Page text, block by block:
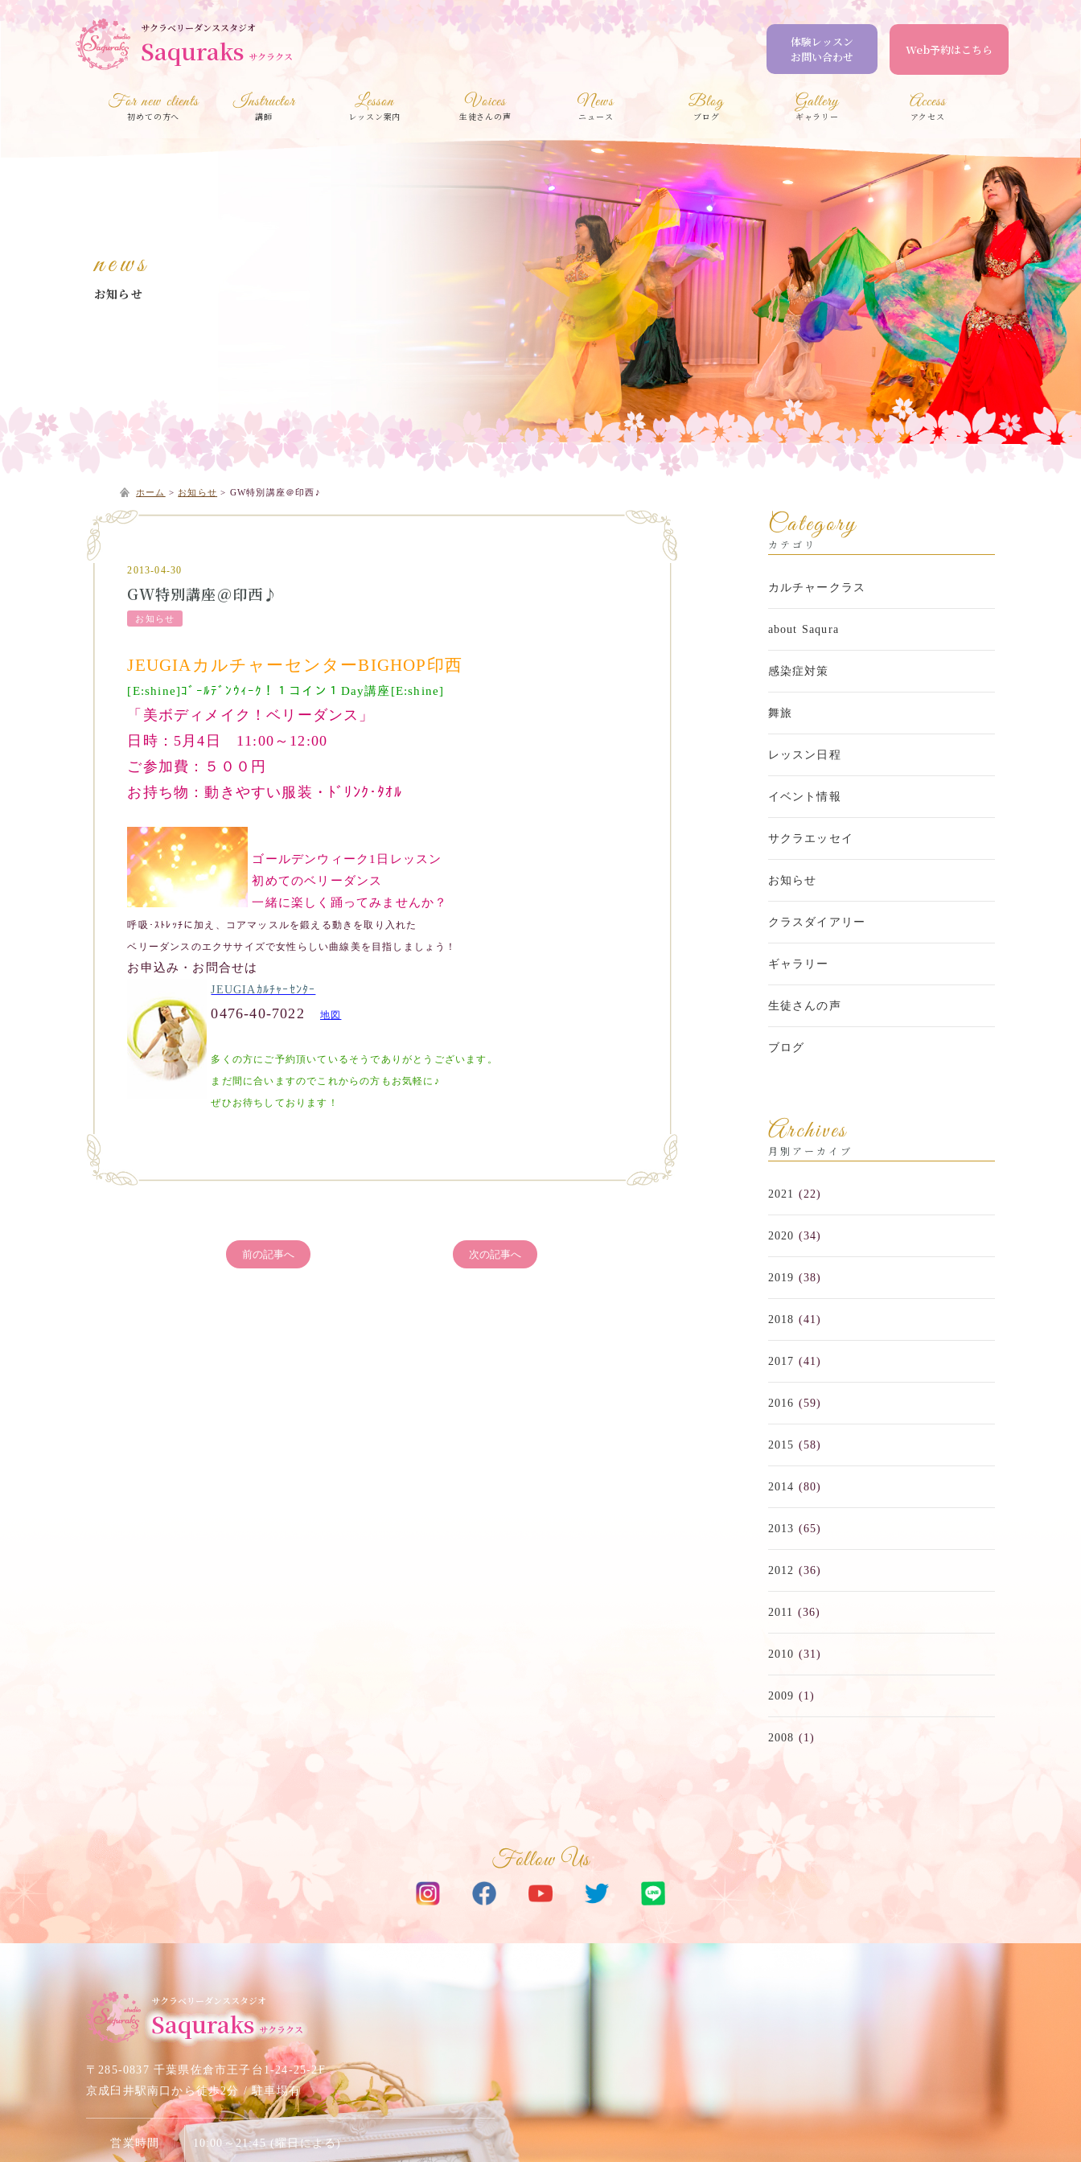
サクラベリーダンススタジオ
Saquraks サクラクス
体験レッスン
お問い合わせ
Web予約はこちら
For new clients
初めての方へ
Instructor
講師
Lesson
レッスン案内
Voices
生徒さんの声
News
ニュース
Blog
ブログ
Gallery
ギャラリー
Access
アクセス
news
お知らせ
ホーム > お知らせ > GW特別講座＠印西♪
2013-04-30
GW特別講座＠印西♪
お知らせ
JEUGIAカルチャーセンターBIGHOP印西
[E:shine]ｺﾞｰﾙﾃﾞﾝｳｨｰｸ！１コイン１Day講座[E:shine]
「美ボディメイク！ベリーダンス」
日時：5月4日 11:00～12:00
ご参加費：５００円
お持ち物：動きやすい服装・ﾄﾞﾘﾝｸ･ﾀｵﾙ
ゴールデンウィーク1日レッスン
初めてのベリーダンス
一緒に楽しく踊ってみませんか ？
呼吸･ｽﾄﾚｯﾁに加え、コアマッスルを鍛える動きを取り入れた
ベリーダンスのエクササイズで女性らしい曲線美を目指しましょう！
お申込み・お問合せは
JEUGIAｶﾙﾁｬｰｾﾝﾀｰ
0476-40-7022地図
多くの方にご予約頂いているそうでありがとうございます。
まだ間に合いますのでこれからの方もお気軽に♪
ぜひお待ちしております！
前の記事へ 次の記事へ
Category
カテゴリ
カルチャークラス
about Saqura
感染症対策
舞旅
レッスン日程
イベント情報
サクラエッセイ
お知らせ
クラスダイアリー
ギャラリー
生徒さんの声
ブログ
Archives
月別アーカイブ
2021 (22)
2020 (34)
2019 (38)
2018 (41)
2017 (41)
2016 (59)
2015 (58)
2014 (80)
2013 (65)
2012 (36)
2011 (36)
2010 (31)
2009 (1)
2008 (1)
Follow Us
サクラベリーダンススタジオ
Saquraks サクラクス
〒285-0837 千葉県佐倉市王子台1-24-25-2F
京成臼井駅南口から徒歩2分 / 駐車場有
営業時間 10:00～21:45 (曜日による)